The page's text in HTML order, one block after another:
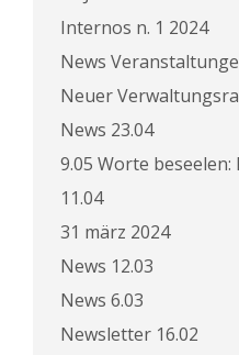
Internos n. 1 2024
News
Neuer
News 23.04
9.05 Worte beseelen:
11.04
31 märz 2024
News 12.03
News 6.03
Newsletter 16.02